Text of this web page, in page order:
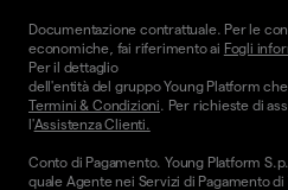
Documentazione contrattuale. Per le
economiche, fai riferimento ai Fogli
Per il dettaglio
dell'entità del gruppo Young Platform
Termini & Condizioni . Per richieste di
l'Assistenza Clienti.
Conto di Pagamento. Young Platform
quale Agente nei Servizi di Pagamento